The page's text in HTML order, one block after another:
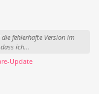
fehlerhafte Version im
ich...
Update